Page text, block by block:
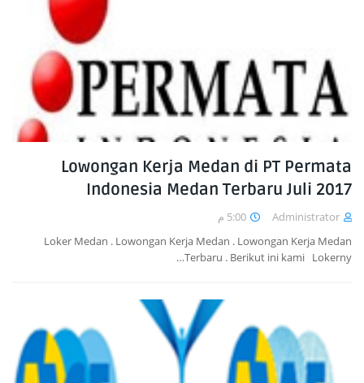
Lowongan Kerja Medan di PT Permata
Indonesia Medan Terbaru Juli 2017
Administrator
5:00 م
Loker Medan . Lowongan Kerja Medan . Lowongan Kerja Medan
Terbaru . Berikut ini kami Lokerny…